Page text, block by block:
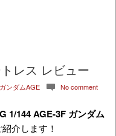
レス レビュー
ンダムAGE c No comment
1/144 AGE-3F ガンダム
介します！